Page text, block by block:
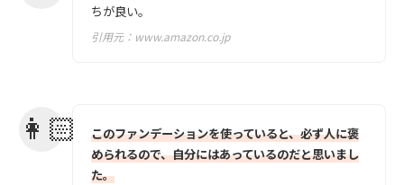
ちが良い。
引用元： www.amazon.co.jp
このファンデーションを使っていると、必ず人に褒
められるので、自分にはあっているのだと思いまし
た。